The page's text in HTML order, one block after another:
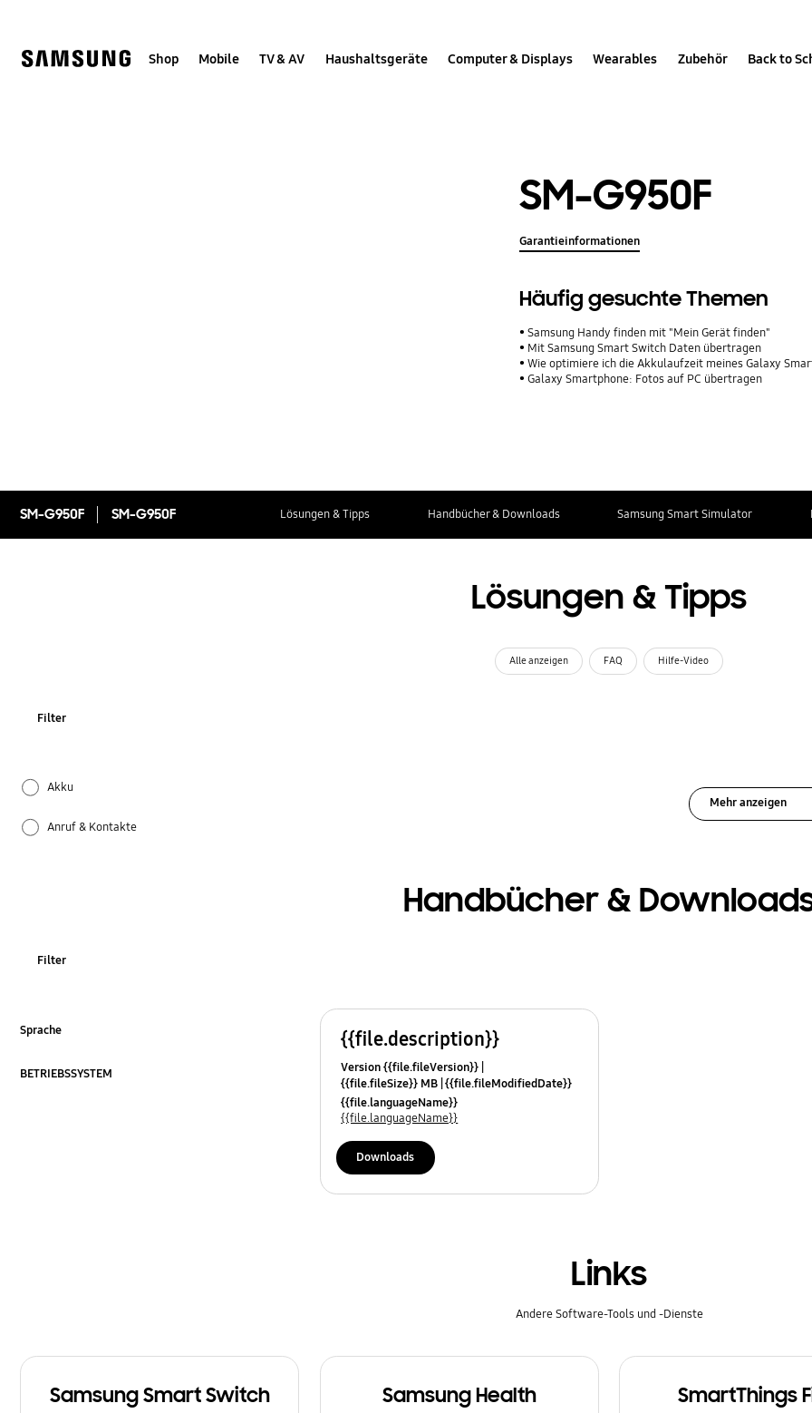
help
Shop Mobile TV & AV Haushaltsgeräte Computer & Displays Wearables Zubehör Back to
SM-G950F
Garantieinformationen
Häufig gesuchte Themen
Samsung Handy finden mit "Mein Gerät finden"
Mit Samsung Smart Switch Daten übertragen
Wie optimiere ich die Akkulaufzeit meines Galaxy
Galaxy Smartphone: Fotos auf PC übertragen
SM-G950F SM-G950F Lösungen & Tipps Handbücher & Downloads Samsung Smart Simulator
Lösungen & Tipps
Alle anzeigen FAQ Hilfe-Video
Filter
Akku
Anruf & Kontakte
Firmware-Update
Galaxy Apps
Sperre
Mehr anzeigen
Handbücher &
Filter
Sprache
BETRIEBSSYSTEM
{{file.description}}
Version {{file.fileVersion}}
{{file.fileSize}} MB {{file.fileModifiedDate}}
{{file.osNames}}
{{file.languageName}}
{{file.languageName}}
Downloads
Links
Andere Software-Tools und -Dienste
Samsung Smart Switch Samsung Health SmartThings